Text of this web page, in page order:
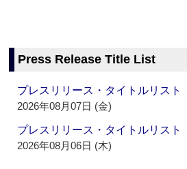
Press Release Title List
プレスリリース・タイトルリス
2026年08月07日 (金)
プレスリリース・タイトルリス
2026年08月06日 (木)